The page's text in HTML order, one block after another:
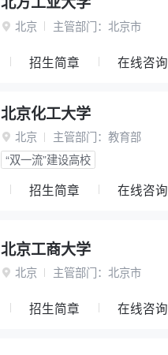
 北京 主管部门： 北京市
招生简章 在线咨询
北京化工大学
 北京 主管部门： 教育部
“双一流”建设高校
招生简章 在线咨询
北京工商大学
 北京 主管部门： 北京市
招生简章 在线咨询